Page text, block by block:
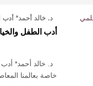
د. خالد أحمد* أدب
أدب الطفل
د. خالد أحمد* أدب
خاصة بعالمنا